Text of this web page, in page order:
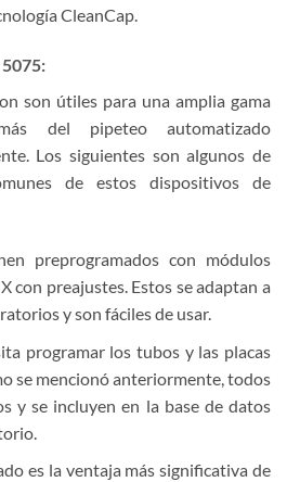
CleanCap.
son útiles para una amplia gama
del pipeteo automatizado
Los siguientes son algunos de
de estos dispositivos de
preprogramados con módulos
con preajustes. Estos se adaptan a
y son fáciles de usar.
programar los tubos y las placas
se mencionó anteriormente, todos
y se incluyen en la base de datos
es la ventaja más significativa de